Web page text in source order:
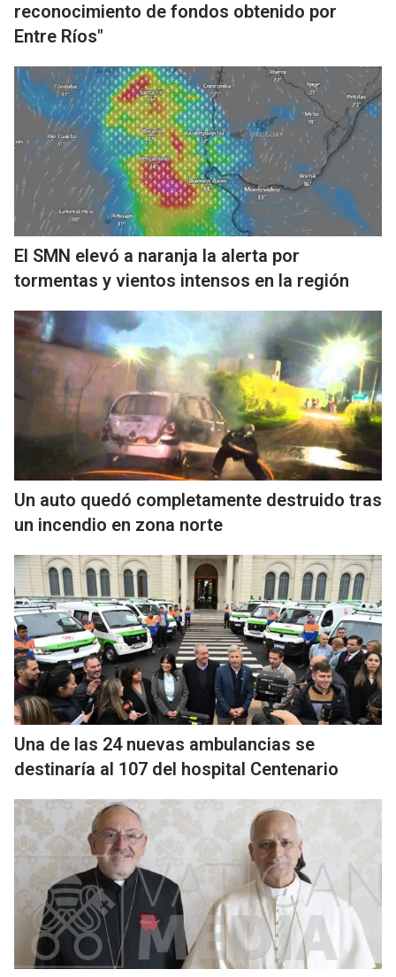
reconocimiento de fondos obtenido por
Entre Ríos"
El SMN elevó a naranja la alerta por
tormentas y vientos intensos en la región
Un auto quedó completamente destruido tras
un incendio en zona norte
Una de las 24 nuevas ambulancias se
destinaría al 107 del hospital Centenario